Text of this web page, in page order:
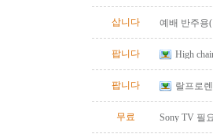
삽니다 예배 반주용
팝니다 High
팝니다 랄프로
무료 Sony TV 필